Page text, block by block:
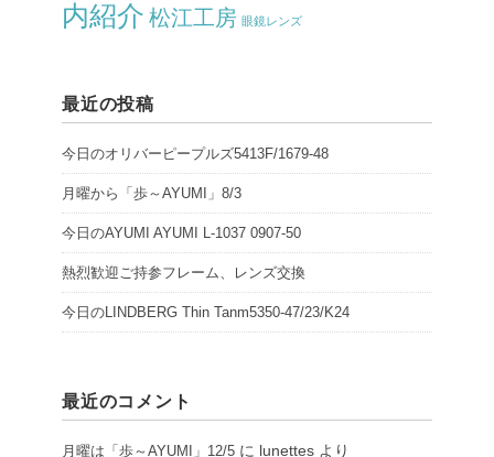
内紹介 松江工房 眼鏡レンズ
最近の投稿
今日のオリバーピープルズ5413F/1679-48
月曜から「歩～AYUMI」8/3
今日のAYUMI AYUMI L-1037 0907-50
熱烈歓迎ご持参フレーム、レンズ交換
今日のLINDBERG Thin Tanm5350-47/23/K24
最近のコメント
月曜は「歩～AYUMI」12/5 に lunettes より